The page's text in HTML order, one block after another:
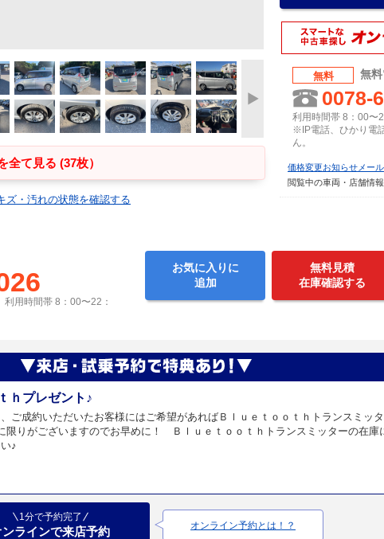
全て見る (37枚）
ズ・汚れの状態を確認する
無料 無
0078-
利用時間帯 8：00〜
※IP電話、ひかり電
ん。
価格変更お知らせメール
閲覧中の車両・店舗情
用時間帯 8：00〜22：
お気に入りに
追加
無料見積
在庫確認する
ｈプレゼント♪
ご成約いただいたお客様にはご希望があればＢｌｕｅｔｏｏｔｈトランスミッ
りがございますのでお早めに！ Ｂｌｕｅｔｏｏｔｈトランスミッターの在庫
♪
1分で予約完了
ンラインで来店予約 オンライン予約とは！？